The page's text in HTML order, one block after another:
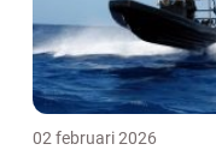
02 februari 2026